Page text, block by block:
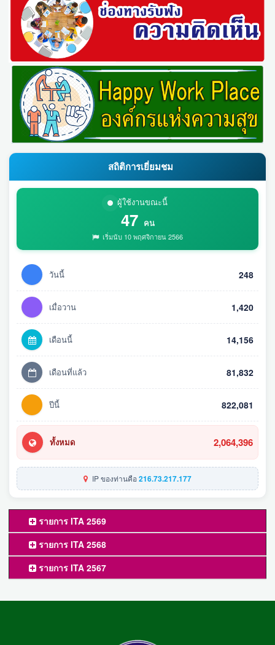
สถิติการเยี่ยมชม
ผู้ใช้งานขณะนี้
47 คน
เริ่มนับ 10 พฤศจิกายน 2566
วันนี้ 248
เมื่อวาน 1,420
เดือนนี้ 14,156
เดือนที่แล้ว 81,832
ปีนี้ 822,081
ทั้งหมด 2,064,396
IP ของท่านคือ216.73.217.177
รายการ ITA 2569
รายการ ITA 2568
รายการ ITA 2567